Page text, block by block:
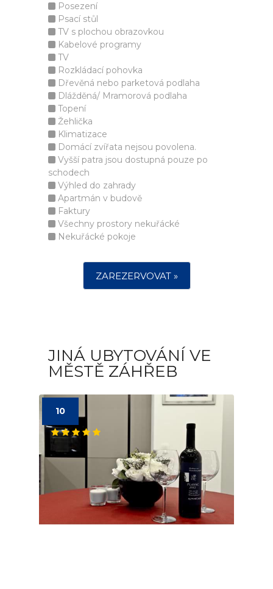
Posezení
Psací stůl
TV s plochou obrazovkou
Kabelové programy
TV
Rozkládací pohovka
Dřevěná nebo parketová podlaha
Dlážděná/ Mramorová podlaha
Topení
Žehlička
Klimatizace
Domácí zvířata nejsou povolena.
Vyšší patra jsou dostupná pouze po
schodech
Výhled do zahrady
Apartmán v budově
Faktury
Všechny prostory nekuřácké
Nekuřácké pokoje
ZAREZERVOVAT »
JINÁ UBYTOVÁNÍ VE
MĚSTĚ ZÁHŘEB
10